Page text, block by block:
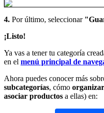
4. Por último, seleccionar
¡Listo!
Ya vas a tener tu categoría
en el menú principal de
Ahora puedes conocer más
subcategorías, cómo
asociar productos a ellas) en: